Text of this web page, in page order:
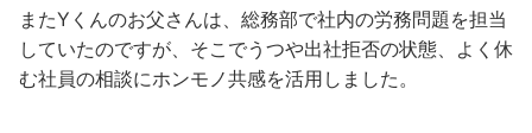
またYくんのお父さんは、総務部で社内の労務問題を担当
していたのですが、そこでうつや出社拒否の状態、よく休
む社員の相談にホンモノ共感を活用しました。